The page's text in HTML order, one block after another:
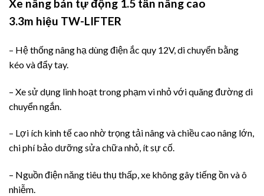
Xe nâng bán tự động 1.5 tấn nâng cao
3.3m hiệu TW-LIFTER
– Hệ thống nâng hạ dùng điện ắc quy 12V, di chuyển bằng
kéo và đẩy tay.
– Xe sử dụng linh hoạt trong phạm vi nhỏ với quãng đường di
chuyển ngắn.
– Lợi ích kinh tế cao nhờ trọng tải nâng và chiều cao nâng lớn,
chi phí bảo dưỡng sửa chữa nhỏ, ít sự cố.
– Nguồn điện năng tiêu thụ thấp, xe không gây tiếng ồn và ô
nhiễm.